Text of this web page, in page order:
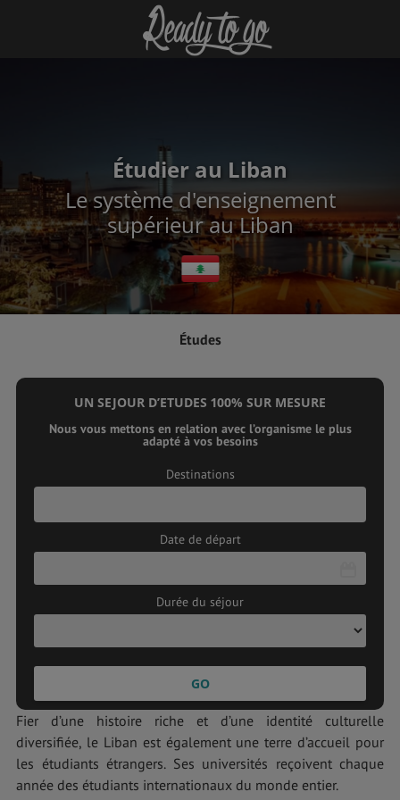
Étudier au Liban
Le système d'enseignement
supérieur au Liban
Études
UN SEJOUR D’ETUDES 100% SUR MESURE
Nous vous mettons en relation avec l’organisme le plus
adapté à vos besoins
Destinations
Date de départ
6
10 11 12 13 14 15 16
17 18 19 20 21 22 23
24 25 26 27 28 29 30
31 1 2 3 4 5 6
Durée du séjour
Fier d’une histoire riche et d’une identité culturelle
diversifiée, le Liban est également une terre d’accueil pour
les étudiants étrangers. Ses universités reçoivent chaque
année des étudiants internationaux du monde entier.